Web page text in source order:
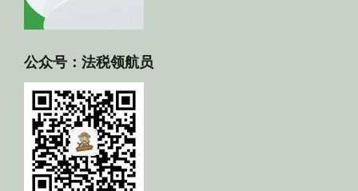
公众号：法税领航员